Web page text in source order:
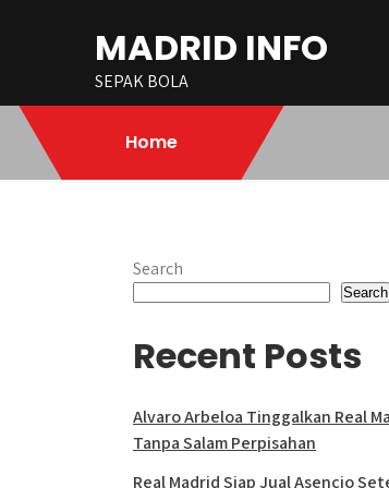
MADRID INFO
SEPAK BOLA
Home
Search
Search
Recent Posts
Alvaro Arbeloa Tinggalkan Real
Tanpa Salam Perpisahan
Real Madrid Siap Jual Asencio